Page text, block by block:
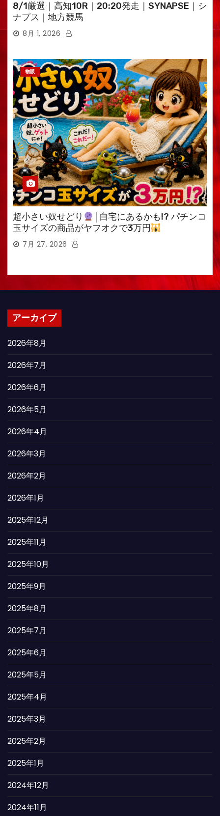
8/1厳選｜高知10R｜20:20発走｜SYNAPSE｜シ
ナプス｜地方競馬
8月 1, 2026
物販
超小さい奴せどり
│自宅にあるかも!? パチンコ
玉サイズの商品がヤフオクで3万円
7月 27, 2026
アーカイブ
2026年8月
2026年7月
2026年6月
2026年5月
2026年4月
2026年3月
2026年2月
2026年1月
2025年12月
2025年11月
2025年10月
2025年9月
2025年8月
2025年7月
2025年6月
2025年5月
2025年4月
2025年3月
2025年2月
2025年1月
2024年12月
2024年11月